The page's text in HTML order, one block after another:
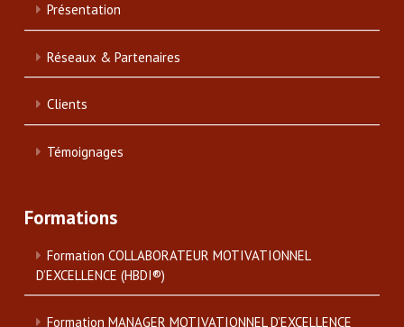
Présentation
Réseaux & Partenaires
Clients
Témoignages
Formations
Formation COLLABORATEUR MOTIVATIONNEL
D’EXCELLENCE (HBDI®)
Formation MANAGER MOTIVATIONNEL D’EXCELLENCE